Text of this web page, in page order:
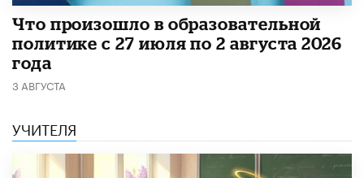
​Что произошло в образовательной
политике с 27 июля по 2 августа 2026
года
3 АВГУСТА
УЧИТЕЛЯ